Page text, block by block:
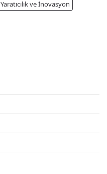
Yaratıcılık ve İnovasyon